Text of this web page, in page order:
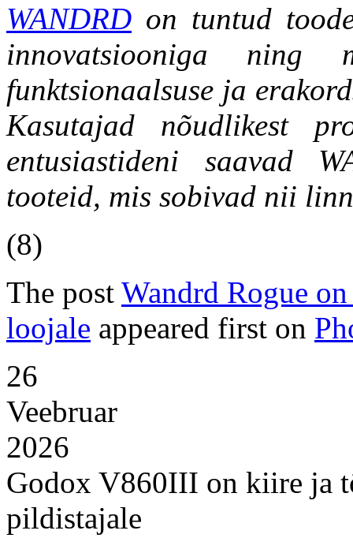
WANDRD on tuntud
innovatsiooniga ning
funktsionaalsuse ja
Kasutajad nõudlikest
entusiastideni saavad
tooteid, mis sobivad nii
(8)
The post Wandrd Rogue
loojale appeared first on
26
Veebruar
2026
Godox V860III on kiire ja
pildistajale